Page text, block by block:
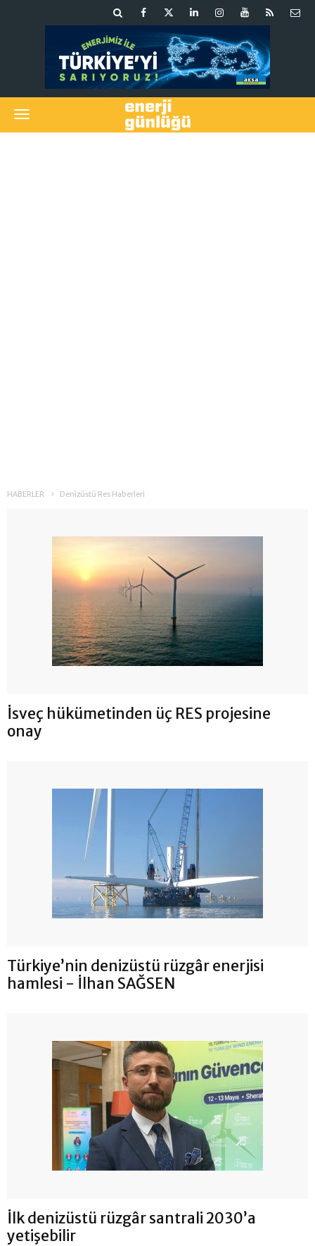
HABERLER Denizüstü Res Haberleri
İsveç hükümetinden üç RES projesine
onay
Türkiye’nin denizüstü rüzgâr enerjisi
hamlesi - İlhan SAĞSEN
İlk denizüstü rüzgâr santrali 2030’a
yetişebilir